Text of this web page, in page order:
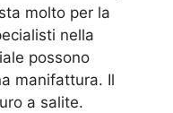
molto per la
nella
possono
manifattura. Il
a salite.